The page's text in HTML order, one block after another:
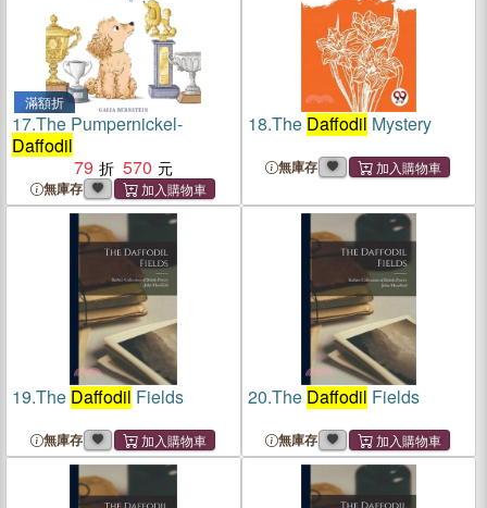
滿額折
17.The Pumpernickel-
Daffodil
79
570
無庫存
18.The Daffodil Mystery
無庫存
19.The Daffodil Fields
無庫存
20.The Daffodil Fields
無庫存